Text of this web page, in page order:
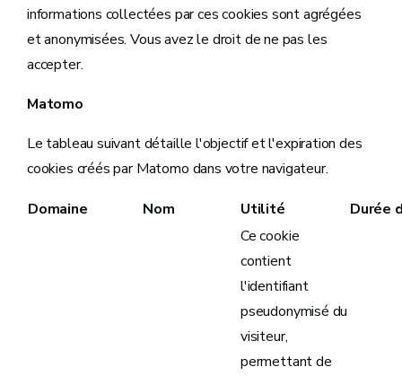
informations collectées par ces cookies sont agrégées
et anonymisées. Vous avez le droit de ne pas les
accepter.
Matomo
Le tableau suivant détaille l'objectif et l'expiration des
cookies créés par Matomo dans votre navigateur.
Domaine Nom Utilité Durée
Ce cookie
contient
l'identifiant
pseudonymisé du
visiteur,
permettant de